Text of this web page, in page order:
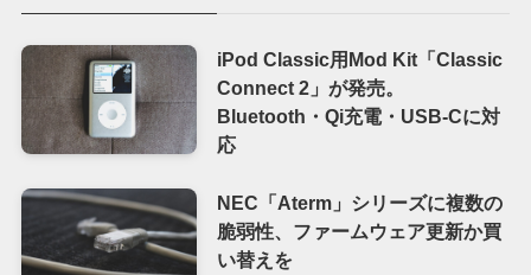
iPod Classic用Mod Kit「Classic
Connect 2」が発売。
Bluetooth・Qi充電・USB-Cに対
応
NEC「Aterm」シリーズに複数の
脆弱性、ファームウェア更新か買
い替えを